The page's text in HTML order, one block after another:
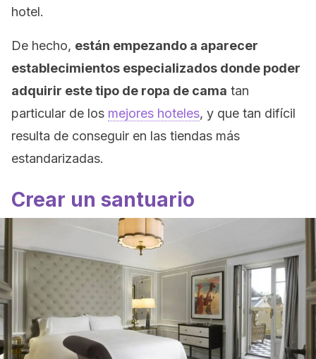
hotel.
De hecho, están empezando a aparecer
establecimientos especializados donde poder
adquirir este tipo de ropa de cama tan
particular de los mejores hoteles, y que tan difícil
resulta de conseguir en las tiendas más
estandarizadas.
Crear un santuario